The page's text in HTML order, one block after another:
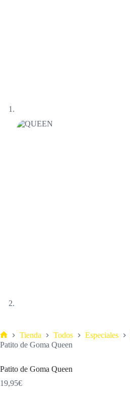
Tienda Todos Especiales
Patito de Goma Queen
Patito de Goma Queen
19,95€